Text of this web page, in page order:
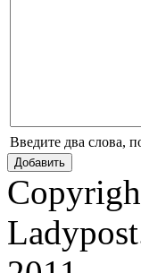
Введите два слова,